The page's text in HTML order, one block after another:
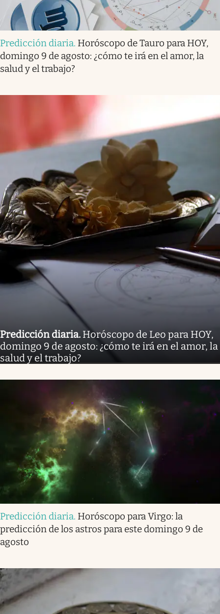
Predicción diaria. Horóscopo de Tauro para HOY,
domingo 9 de agosto: ¿cómo te irá en el amor, la
salud y el trabajo?
Predicción diaria. Horóscopo de Leo para HOY,
domingo 9 de agosto: ¿cómo te irá en el amor, la
salud y el trabajo?
Predicción diaria. Horóscopo para Virgo: la
predicción de los astros para este domingo 9 de
agosto